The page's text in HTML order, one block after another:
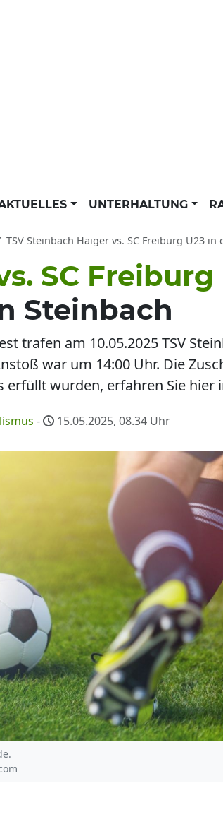
UNTERHALTUNG
TSV Steinbach Haiger vs. SC Freiburg U23
SC Freiburg
Steinbach
trafen am 10.05.2025 TSV
war um 14:00 Uhr. Die
erfüllt wurden, erfahren Sie
- 15.05.2025, 08.34 Uhr